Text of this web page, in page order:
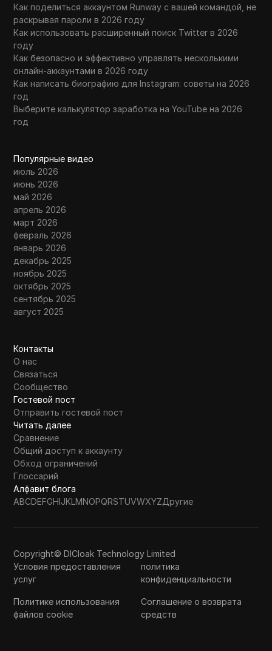
Как поделиться аккаунтом Runway с вашей командой, не
раскрывая пароли в 2026 году
Как использовать расширенный поиск Twitter в 2026
году
Как безопасно и эффективно управлять несколькими
онлайн-аккаунтами в 2026 году
Как написать биографию для Instagram: советы на 2026
год
Выберите калькулятор заработка на YouTube на 2026
год
Популярные видео
июль 2026
июнь 2026
май 2026
апрель 2026
март 2026
февраль 2026
январь 2026
декабрь 2025
ноябрь 2025
октябрь 2025
сентябрь 2025
август 2025
Контакты
О нас
Связаться
Сообщество
Гостевой пост
Отправить гостевой пост
Читать далее
Сравнение
Общий доступ к аккаунту
Обход ограничений
Глоссарий
Алфавит блога
ABCDEFGHIJKLMNOPQRSTUVWXYZДругие
Copyright© DICloak Technology Limited
Условия предоставления
услуг
политика
конфиденциальности
Политике использования
файлов cookie
Соглашение о возврата
средств